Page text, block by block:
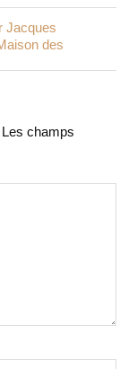
Jacques
des
Les champs